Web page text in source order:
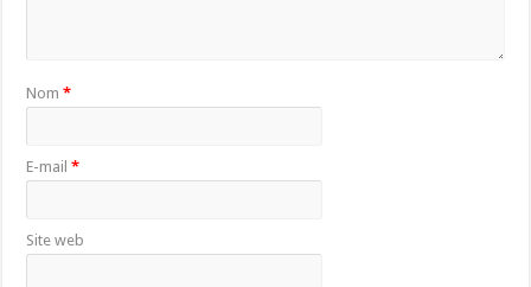
Nom*
E-mail*
Site web